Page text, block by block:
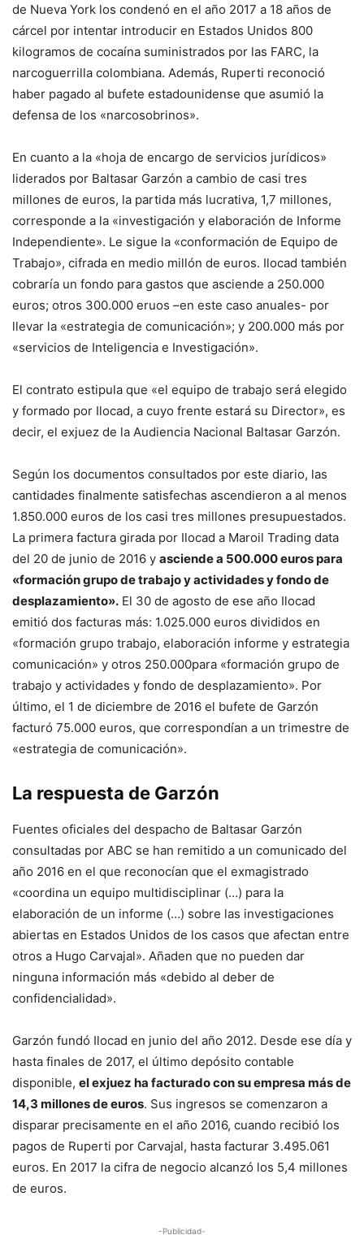
de Nueva York los condenó en el año 2017 a 18 años de
cárcel por intentar introducir en Estados Unidos 800
kilogramos de cocaína suministrados por las FARC, la
narcoguerrilla colombiana. Además, Ruperti reconoció
haber pagado al bufete estadounidense que asumió la
defensa de los «narcosobrinos».
En cuanto a la «hoja de encargo de servicios jurídicos»
liderados por Baltasar Garzón a cambio de casi tres
millones de euros, la partida más lucrativa, 1,7 millones,
corresponde a la «investigación y elaboración de Informe
Independiente». Le sigue la «conformación de Equipo de
Trabajo», cifrada en medio millón de euros. Ilocad también
cobraría un fondo para gastos que asciende a 250.000
euros; otros 300.000 eruos –en este caso anuales- por
llevar la «estrategia de comunicación»; y 200.000 más por
«servicios de Inteligencia e Investigación».
El contrato estipula que «el equipo de trabajo será elegido
y formado por Ilocad, a cuyo frente estará su Director», es
decir, el exjuez de la Audiencia Nacional Baltasar Garzón.
Según los documentos consultados por este diario, las
cantidades finalmente satisfechas ascendieron a al menos
1.850.000 euros de los casi tres millones presupuestados.
La primera factura girada por Ilocad a Maroil Trading data
del 20 de junio de 2016 y asciende a 500.000 euros para
«formación grupo de trabajo y actividades y fondo de
desplazamiento». El 30 de agosto de ese año Ilocad
emitió dos facturas más: 1.025.000 euros divididos en
«formación grupo trabajo, elaboración informe y estrategia
comunicación» y otros 250.000para «formación grupo de
trabajo y actividades y fondo de desplazamiento». Por
último, el 1 de diciembre de 2016 el bufete de Garzón
facturó 75.000 euros, que correspondían a un trimestre de
«estrategia de comunicación».
La respuesta de Garzón
Fuentes oficiales del despacho de Baltasar Garzón
consultadas por ABC se han remitido a un comunicado del
año 2016 en el que reconocían que el exmagistrado
«coordina un equipo multidisciplinar (…) para la
elaboración de un informe (…) sobre las investigaciones
abiertas en Estados Unidos de los casos que afectan entre
otros a Hugo Carvajal». Añaden que no pueden dar
ninguna información más «debido al deber de
confidencialidad».
Garzón fundó Ilocad en junio del año 2012. Desde ese día y
hasta finales de 2017, el último depósito contable
disponible, el exjuez ha facturado con su empresa más de
14,3 millones de euros. Sus ingresos se comenzaron a
disparar precisamente en el año 2016, cuando recibió los
pagos de Ruperti por Carvajal, hasta facturar 3.495.061
euros. En 2017 la cifra de negocio alcanzó los 5,4 millones
de euros.
-Publicidad-